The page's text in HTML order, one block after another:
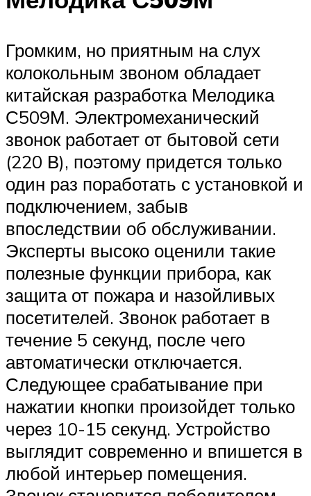
Громким, но приятным на слух
колокольным звоном обладает
китайская разработка Мелодика
С509М. Электромеханический
звонок работает от бытовой сети
(220 В), поэтому придется только
один раз поработать с установкой и
подключением, забыв
впоследствии об обслуживании.
Эксперты высоко оценили такие
полезные функции прибора, как
защита от пожара и назойливых
посетителей. Звонок работает в
течение 5 секунд, после чего
автоматически отключается.
Следующее срабатывание при
нажатии кнопки произойдет только
через 10-15 секунд. Устройство
выглядит современно и впишется в
любой интерьер помещения.